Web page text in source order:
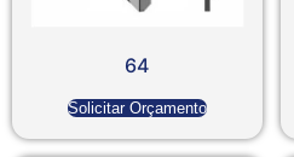
64
Solicitar Orçamento